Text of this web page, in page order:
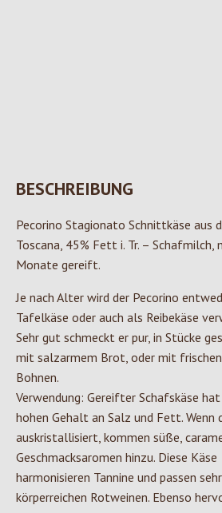
BESCHREIBUNG
Pecorino Stagionato Schnittkäse aus
Toscana, 45% Fett i. Tr. – Schafmilch,
Monate gereift.
Je nach Alter wird der Pecorino
Tafelkäse oder auch als Reibekäse
Sehr gut schmeckt er pur, in Stücke
mit salzarmem Brot, oder mit
Bohnen.
Verwendung: Gereifter Schafskäse hat
hohen Gehalt an Salz und Fett. Wenn
auskristallisiert, kommen süße,
Geschmacksaromen hinzu. Diese Käse
harmonisieren Tannine und passen
körperreichen Rotweinen. Ebenso